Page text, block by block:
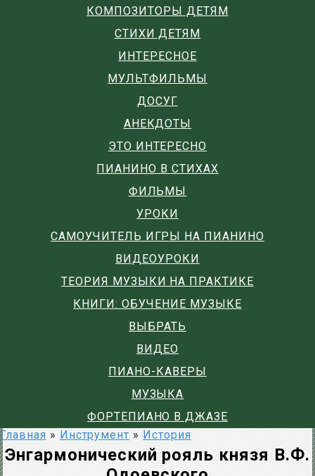
КОМПОЗИТОРЫ ДЕТЯМ
СТИХИ ДЕТЯМ
ИНТЕРЕСНОЕ
МУЛЬТФИЛЬМЫ
ДОСУГ
АНЕКДОТЫ
ЭТО ИНТЕРЕСНО
ПИАНИНО В СТИХАХ
ФИЛЬМЫ
УРОКИ
САМОУЧИТЕЛЬ ИГРЫ НА ПИАНИНО
ВИДЕОУРОКИ
ТЕОРИЯ МУЗЫКИ НА ПРАКТИКЕ
КНИГИ: ОБУЧЕНИЕ МУЗЫКЕ
ВЫБРАТЬ
ВИДЕО
ПИАНО-КАВЕРЫ
МУЗЫКА
ФОРТЕПИАНО В ДЖАЗЕ
Главная » Инструмент » История
Энгармонический рояль князя В.Ф.